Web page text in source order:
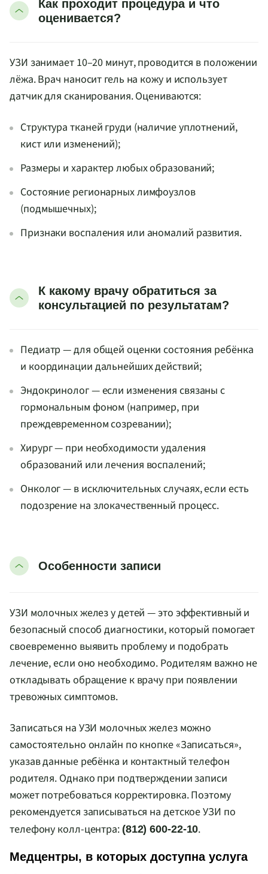
Как проходит процедура и что
оценивается?
УЗИ занимает 10–20 минут, проводится в положении
лёжа. Врач наносит гель на кожу и использует
датчик для сканирования. Оцениваются:
Структура тканей груди (наличие уплотнений,
кист или изменений);
Размеры и характер любых образований;
Состояние регионарных лимфоузлов
(подмышечных);
Признаки воспаления или аномалий развития.
К какому врачу обратиться за
консультацией по результатам?
Педиатр — для общей оценки состояния ребёнка
и координации дальнейших действий;
Эндокринолог — если изменения связаны с
гормональным фоном (например, при
преждевременном созревании);
Хирург — при необходимости удаления
образований или лечения воспалений;
Онколог — в исключительных случаях, если есть
подозрение на злокачественный процесс.
Особенности записи
УЗИ молочных желез у детей — это эффективный и
безопасный способ диагностики, который помогает
своевременно выявить проблему и подобрать
лечение, если оно необходимо. Родителям важно не
откладывать обращение к врачу при появлении
тревожных симптомов.
Записаться на УЗИ молочных желез можно
самостоятельно онлайн по кнопке «Записаться»,
указав данные ребёнка и контактный телефон
родителя. Однако при подтверждении записи
может потребоваться корректировка. Поэтому
рекомендуется записываться на детское УЗИ по
телефону колл-центра: (812) 600-22-10.
Медцентры, в которых доступна услуга